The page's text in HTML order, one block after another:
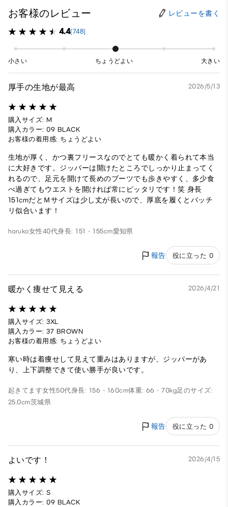
お客様のレビュー レビューを書く
4.4(748)
小さい ちょうどよい 大きい
厚手の生地が最高 2026/5/13
購入サイズ: M
購入カラー: 09 BLACK
お客様の着用感: ちょうどよい
生地が厚く、かつ裏フリースなのでとても暖かく着られて本当
に大好きです。ジッパーは開けたところでしっかり止まってく
れるので、足元を開けて長めのブーツでも歩きやすく、多少食
べ過ぎてもウエストを開ければ常にピッタリです！笑 身長
151cmだとＭサイズは少し丈が長いので、厚底を履くとバッチ
リ似合います！
haruko女性40代身長: 151 - 155cm愛知県
報告 役に立った 0
暖かく痩せて見える 2026/4/21
購入サイズ: 3XL
購入カラー: 37 BROWN
お客様の着用感: ちょうどよい
寒い時は着痩せして見えて重みはありますが、ジッパーがあ
り、上下調整できて使い勝手が良いです。
起きてます女性50代身長: 156 - 160cm体重: 66 - 70kg足のサイズ:
25.0cm茨城県
報告 役に立った 0
よいです！ 2026/4/15
購入サイズ: S
購入カラー: 09 BLACK